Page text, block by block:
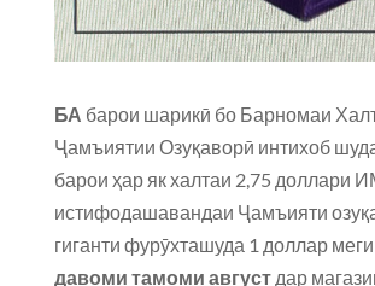
БА барои шарикӣ бо Барномаи
Ҷамъиятии Озуқаворӣ интихоб
барои ҳар як халтаи 2,75 доллари
истифодашавандаи Ҷамъияти
гиганти фурӯхташуда 1 доллар
давоми тамоми август дар